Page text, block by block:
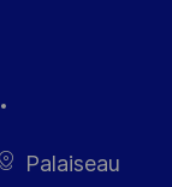
Palaiseau